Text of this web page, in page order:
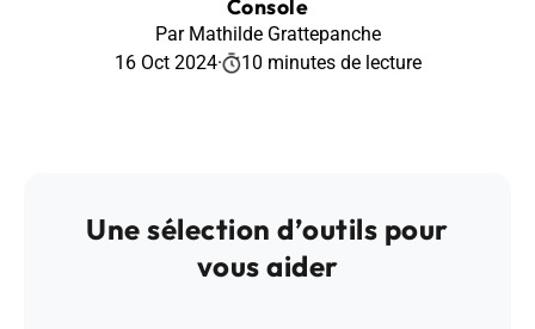
Console
Par Mathilde Grattepanche
16 Oct 2024· 10 minutes de lecture
Une sélection d’outils pour
vous aider